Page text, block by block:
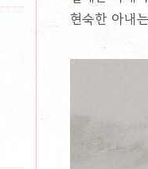
현숙한 아내